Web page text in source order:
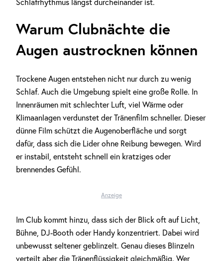
Schlafrhythmus längst durcheinander ist.
Warum Clubnächte die
Augen austrocknen können
Trockene Augen entstehen nicht nur durch zu wenig
Schlaf. Auch die Umgebung spielt eine große Rolle. In
Innenräumen mit schlechter Luft, viel Wärme oder
Klimaanlagen verdunstet der Tränenfilm schneller. Dieser
dünne Film schützt die Augenoberfläche und sorgt
dafür, dass sich die Lider ohne Reibung bewegen. Wird
er instabil, entsteht schnell ein kratziges oder
brennendes Gefühl.
Anzeige
Im Club kommt hinzu, dass sich der Blick oft auf Licht,
Bühne, DJ-Booth oder Handy konzentriert. Dabei wird
unbewusst seltener geblinzelt. Genau dieses Blinzeln
verteilt aber die Tränenflüssigkeit gleichmäßig. Wer